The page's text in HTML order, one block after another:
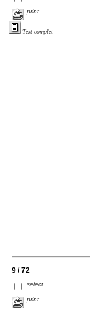
print
Text complet
9 / 72
select
print